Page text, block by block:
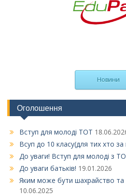
Новини
Оголошення
Вступ для молоді ТОТ
Всуп до 10 класу(для тих хто
До уваги! Вступ для молоді з
До уваги батьків! 19.01.2026
Яким може бути шахрайство та
10.06.2025